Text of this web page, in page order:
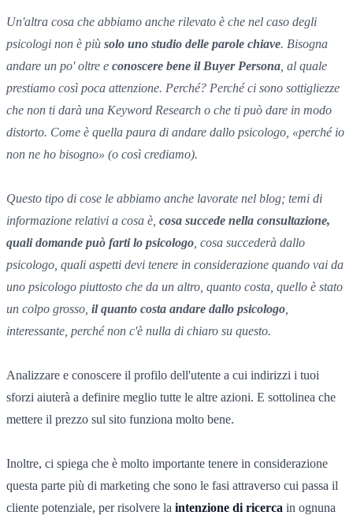
Un'altra cosa che abbiamo anche rilevato è che nel caso degli
psicologi non è più solo uno studio delle parole chiave. Bisogna
andare un po' oltre e conoscere bene il Buyer Persona , al quale
prestiamo così poca attenzione. Perché? Perché ci sono sottigliezze
che non ti darà una Keyword Research o che ti può dare in modo
distorto. Come è quella paura di andare dallo psicologo, «perché io
non ne ho bisogno» (o così crediamo).
Questo tipo di cose le abbiamo anche lavorate nel blog; temi di
informazione relativi a cosa è, cosa succede nella consultazione,
quali domande può farti lo psicologo , cosa succederà dallo
psicologo, quali aspetti devi tenere in considerazione quando vai da
uno psicologo piuttosto che da un altro, quanto costa, quello è stato
un colpo grosso, il quanto costa andare dallo psicologo
interessante, perché non c'è nulla di chiaro su questo.
Analizzare e conoscere il profilo dell'utente a cui indirizzi i tuoi
sforzi aiuterà a definire meglio tutte le altre azioni. E sottolinea che
mettere il prezzo sul sito funziona molto bene.
Inoltre, ci spiega che è molto importante tenere in considerazione
questa parte più di marketing che sono le fasi attraverso cui passa il
cliente potenziale, per risolvere la intenzione di ricerca in ognuna